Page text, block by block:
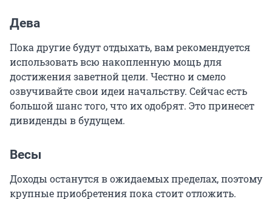
Дева
Пока другие будут отдыхать, вам рекомендуется
использовать всю накопленную мощь для
достижения заветной цели. Честно и смело
озвучивайте свои идеи начальству. Сейчас есть
большой шанс того, что их одобрят. Это принесет
дивиденды в будущем.
Весы
Доходы останутся в ожидаемых пределах, поэтому
крупные приобретения пока стоит отложить.